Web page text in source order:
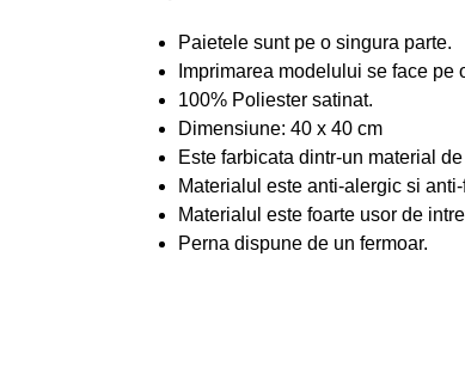
Paietele sunt pe o singura parte.
Imprimarea modelului se face
100% Poliester satinat.
Dimensiune: 40 x 40 cm
Este farbicata dintr-un material
Materialul este anti-alergic si
Materialul este foarte usor de
Perna dispune de un fermoar.